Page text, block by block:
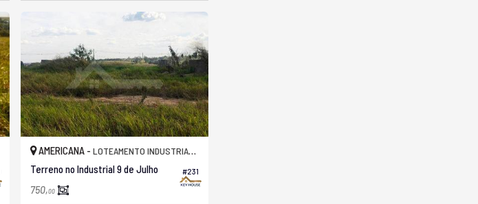
#231
AMERICANA - LOTEAMENTO INDUSTRIAL 9 DE JULHO
Terreno no Industrial 9 de Julho
750,00